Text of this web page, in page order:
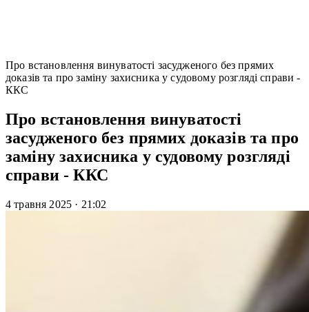
Про встановлення винуватості засудженого без прямих
доказів та про заміну захисника у судовому розгляді справи -
ККС
Про встановлення винуватості
засудженого без прямих доказів та про
заміну захисника у судовому розгляді
справи - ККС
4 травня 2025 · 21:02